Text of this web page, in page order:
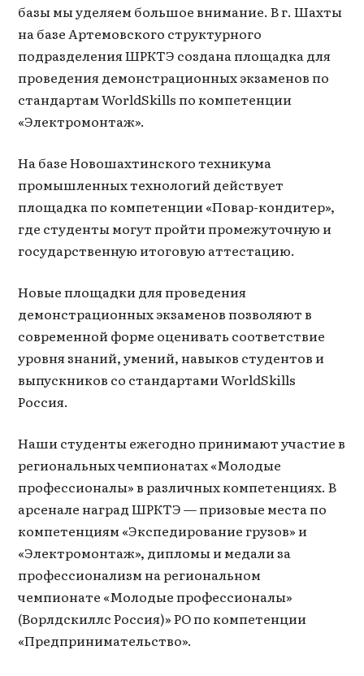
базы мы уделяем большое внимание. В г. Шахты
на базе Артемовского структурного
подразделения ШРКТЭ создана площадка для
проведения демонстрационных экзаменов по
стандартам WorldSkills по компетенции
«Электромонтаж».
На базе Новошахтинского техникума
промышленных технологий действует
площадка по компетенции «Повар-кондитер»,
где студенты могут пройти промежуточную и
государственную итоговую аттестацию.
Новые площадки для проведения
демонстрационных экзаменов позволяют в
современной форме оценивать соответствие
уровня знаний, умений, навыков студентов и
выпускников со стандартами WorldSkills
Россия.
Наши студенты ежегодно принимают участие в
региональных чемпионатах «Молодые
профессионалы» в различных компетенциях. В
арсенале наград ШРКТЭ — призовые места по
компетенциям «Экспедирование грузов» и
«Электромонтаж», дипломы и медали за
профессионализм на региональном
чемпионате «Молодые профессионалы»
(Ворлдскиллс Россия)» РО по компетенции
«Предпринимательство».